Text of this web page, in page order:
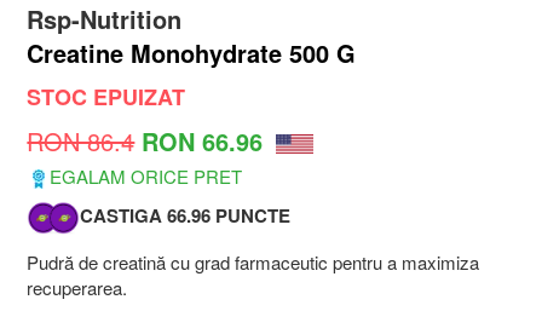
Rsp-Nutrition
Creatine Monohydrate 500 G
STOC EPUIZAT
RON 86.4 RON 66.96
EGALAM ORICE PRET
CASTIGA 66.96 PUNCTE
Pudră de creatină cu grad farmaceutic pentru a maximiza
recuperarea.